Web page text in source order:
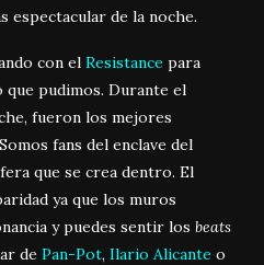
espectacular de la noche.
con el Resistance para
pudimos. Durante el
fueron los mejores
fans del enclave del
que se crea dentro. El
ya que los muros
y puedes sentir los beats
de Pan-Pot, Ilario Alicante o